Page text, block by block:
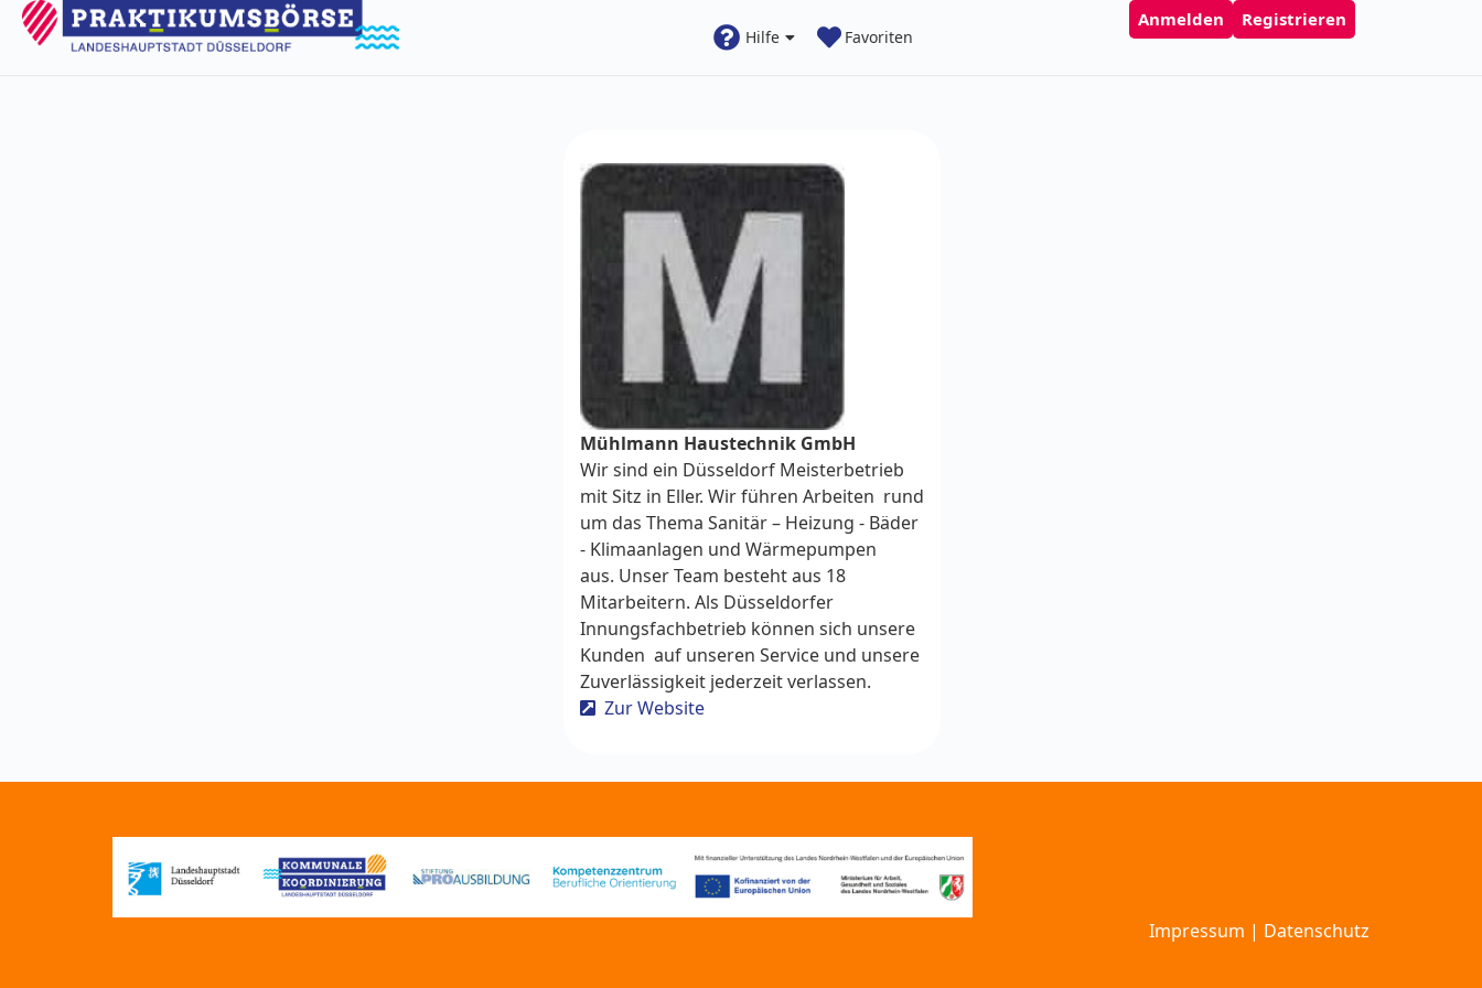
Hilfe Favoriten
Anmelden Registrieren
Mühlmann Haustechnik GmbH
Wir sind ein Düsseldorf Meisterbetrieb
mit Sitz in Eller. Wir führen Arbeiten rund
um das Thema Sanitär – Heizung - Bäder
- Klimaanlagen und Wärmepumpen
aus. Unser Team besteht aus 18
Mitarbeitern. Als Düsseldorfer
Innungsfachbetrieb können sich unsere
Kunden auf unseren Service und unsere
Zuverlässigkeit jederzeit verlassen.
Zur Website
Impressum | Datenschutz